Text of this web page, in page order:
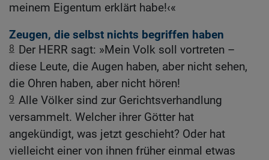
meinem Eigentum erklärt habe!‹«
Zeugen, die selbst nichts begriffen haben
8 Der HERR sagt: »Mein Volk soll vortreten –
diese Leute, die Augen haben, aber nicht sehen,
die Ohren haben, aber nicht hören!
9 Alle Völker sind zur Gerichtsverhandlung
versammelt. Welcher ihrer Götter hat
angekündigt, was jetzt geschieht? Oder hat
vielleicht einer von ihnen früher einmal etwas